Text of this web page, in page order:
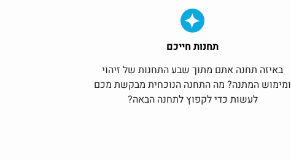
תחנות חייכם
באיזה תחנה אתם מתוך שבע התחנות של זיהוי
ומימוש המתנה? מה התחנה הנוכחית מבקשת מכם
לעשות כדי לקפוץ לתחנה הבאה?